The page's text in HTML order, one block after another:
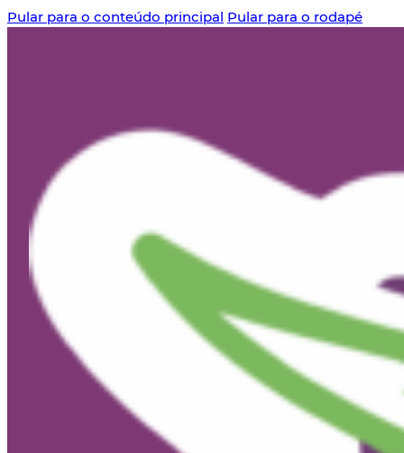
Pular para o conteúdo principal Pular para o rodapé